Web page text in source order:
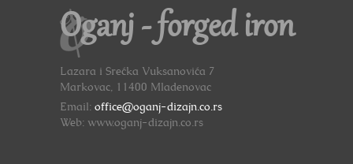
Oganj - forged iron
Lazara i Srećka Vuksanovića 7
Markovac, 11400 Mladenovac
Email: office@oganj-dizajn.co.rs
Web: www.oganj-dizajn.co.rs